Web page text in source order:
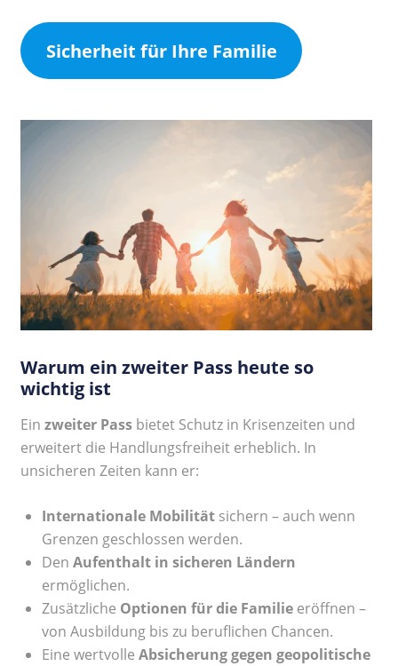
Sicherheit für Ihre Familie
Warum ein zweiter Pass heute so
wichtig ist
Ein zweiter Pass bietet Schutz in Krisenzeiten und
erweitert die Handlungsfreiheit erheblich. In
unsicheren Zeiten kann er:
Internationale Mobilität sichern – auch wenn
Grenzen geschlossen werden.
Den Aufenthalt in sicheren Ländern
ermöglichen.
Zusätzliche Optionen für die Familie eröffnen –
von Ausbildung bis zu beruflichen Chancen.
Eine wertvolle Absicherung gegen geopolitische